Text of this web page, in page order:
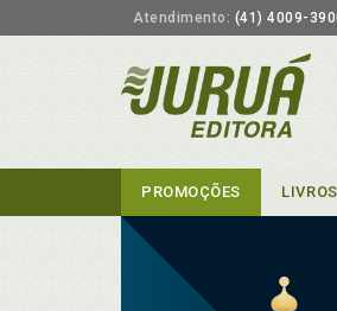
Atendimento: (41) 4009-
PROMOÇÕES LIVROS